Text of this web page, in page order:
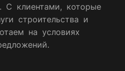
С клиентами, которые
строительства и
на условиях